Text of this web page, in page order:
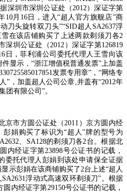
深圳市深圳公证处（ 2012 ）深证字第
10月 16日，进入“超人官方旗舰店”商
刀头旋转双刀头”“SID超人 SA2637浮
在该店铺购买了上述两款剃须刀各2
深圳公证处（ 2012 ）深证字第126819
日，菲利浦公司委托代理人王雪向该
显示， “浙江增值税普通发票” 上加盖
发票专用章”， “网络专
” ，加盖超人公司公章 并盖有“2012年
团有限公司 ”。
京市方圆公证处（ 2011 ）京方圆内经
彭娟购买了标识为“超人”牌的型号为
SA128的剃须刀各2 台。根据北
内经证字第23898号公证书的记载，
委托代理人彭娟到该处申请保全证据
显示彭娟在该商铺购买了 2台上述“超人
SA2631浮动式高速双环剃须刀” 。根据
圆内经证字第29150号公证书的记载，